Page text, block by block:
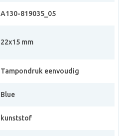
A130-819035_05
22x15 mm
Tampondruk eenvoudig
Blue
kunststof